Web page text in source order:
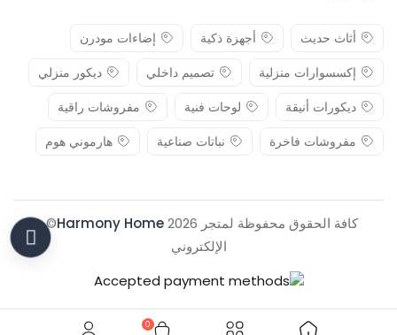
0
أثاث حديث أجهزة ذكية
إضاءات مودرن
إكسسوارات منزلية
تصميم داخلي
ديكور منزلي
ديكورات أنيقة
لوحات فنية
مفروشات راقية
مفروشات فاخرة
نباتات صناعية هارموني هوم
كافة الحقوق محفوظة لمتجر 2026 Harmony Home
© .
الإلكتروني